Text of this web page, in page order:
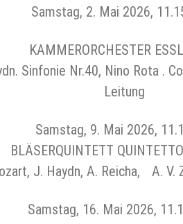
Samstag, 2. Mai 2026,
KAMMERORCHESTER
Sinfonie Nr.40, Nino Rota .
Leitung
Samstag, 9. Mai 2026,
BLÄSERQUINTETT
J. Haydn, A. Reicha, A. V.
Samstag, 16. Mai 2026,